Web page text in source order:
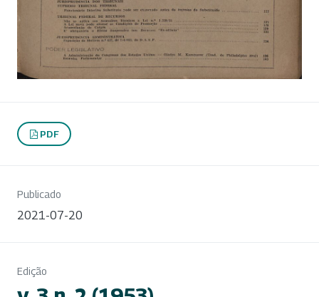
PDF
Publicado
2021-07-20
Edição